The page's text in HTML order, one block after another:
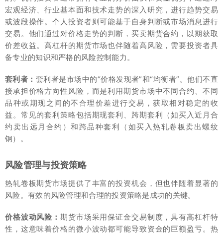
宏观经济、行业基本面和技术走势的深入研究，进行趋势交易
或波段操作。个人投资者则可能基于自身判断或市场消息进行
交易。他们通过对价格走势的判断，买卖期货合约，以期获取
价差收益。高杠杆的期货市场也伴随着高风险，需要投资者具
备专业的知识和严格的风险控制能力。
套利者： 套利者是市场中的“价格发现者”和“均衡者”。他们不直
接承担价格方向性风险，而是利用期货市场中不同合约、不同
品种或期现之间的不合理价差进行交易，获取相对稳定的收
益。常见的套利策略包括期现套利、跨期套利（如买入近月合
约卖出远月合约）和跨品种套利（如买入热轧卷板卖出螺纹
钢）。
风险管理与投资策略
热轧卷板期货市场提供了丰富的投资机会，但也伴随着显著的
风险。有效的风险管理和合理的投资策略是成功的关键。
价格波动风险：期货市场采用保证金交易制度，具有高杠杆特
性，这意味着价格的微小波动都可能导致资金的巨额盈亏。热